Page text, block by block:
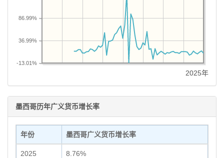
-13.01%
36.99%
86.99%
2025年
墨西哥历年广义货币增长率
年份 墨西哥广义货币增长率
2025 8.76%